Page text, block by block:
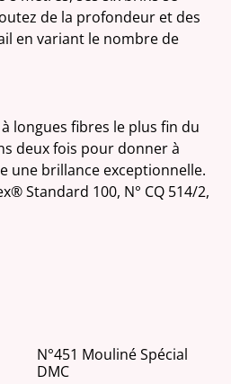
de la profondeur et des
en variant le nombre de
longues fibres le plus fin du
deux fois pour donner à
une brillance exceptionnelle.
Standard 100, N° CQ 514/2,
N°451 Mouliné Spécial
DMC